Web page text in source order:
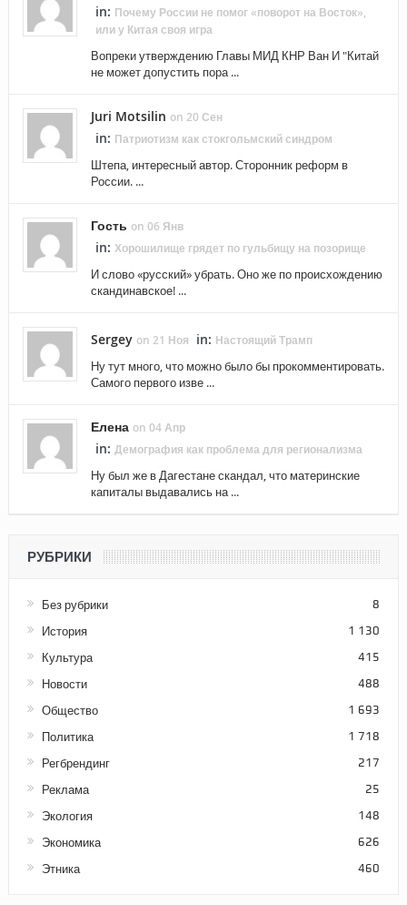
in: Почему России не помог «поворот на Восток»,
или у Китая своя игра
Вопреки утверждению Главы МИД КНР Ван И "Китай
не может допустить пора ...
Juri Motsilin on 20 Сен
in: Патриотизм как стокгольмский синдром
Штепа, интересный автор. Сторонник реформ в
России. ...
Гость on 06 Янв
in: Хорошилище грядет по гульбищу на позорище
И слово «русский» убрать. Оно же по происхождению
скандинавское! ...
Sergey on 21 Ноя in: Настоящий Трамп
Ну тут много, что можно было бы прокомментировать.
Самого первого изве ...
Елена on 04 Апр
in: Демография как проблема для регионализма
Ну был же в Дагестане скандал, что материнские
капиталы выдавались на ...
РУБРИКИ
Без рубрики 8
История 1 130
Культура 415
Новости 488
Общество 1 693
Политика 1 718
Регбрендинг 217
Реклама 25
Экология 148
Экономика 626
Этника 460